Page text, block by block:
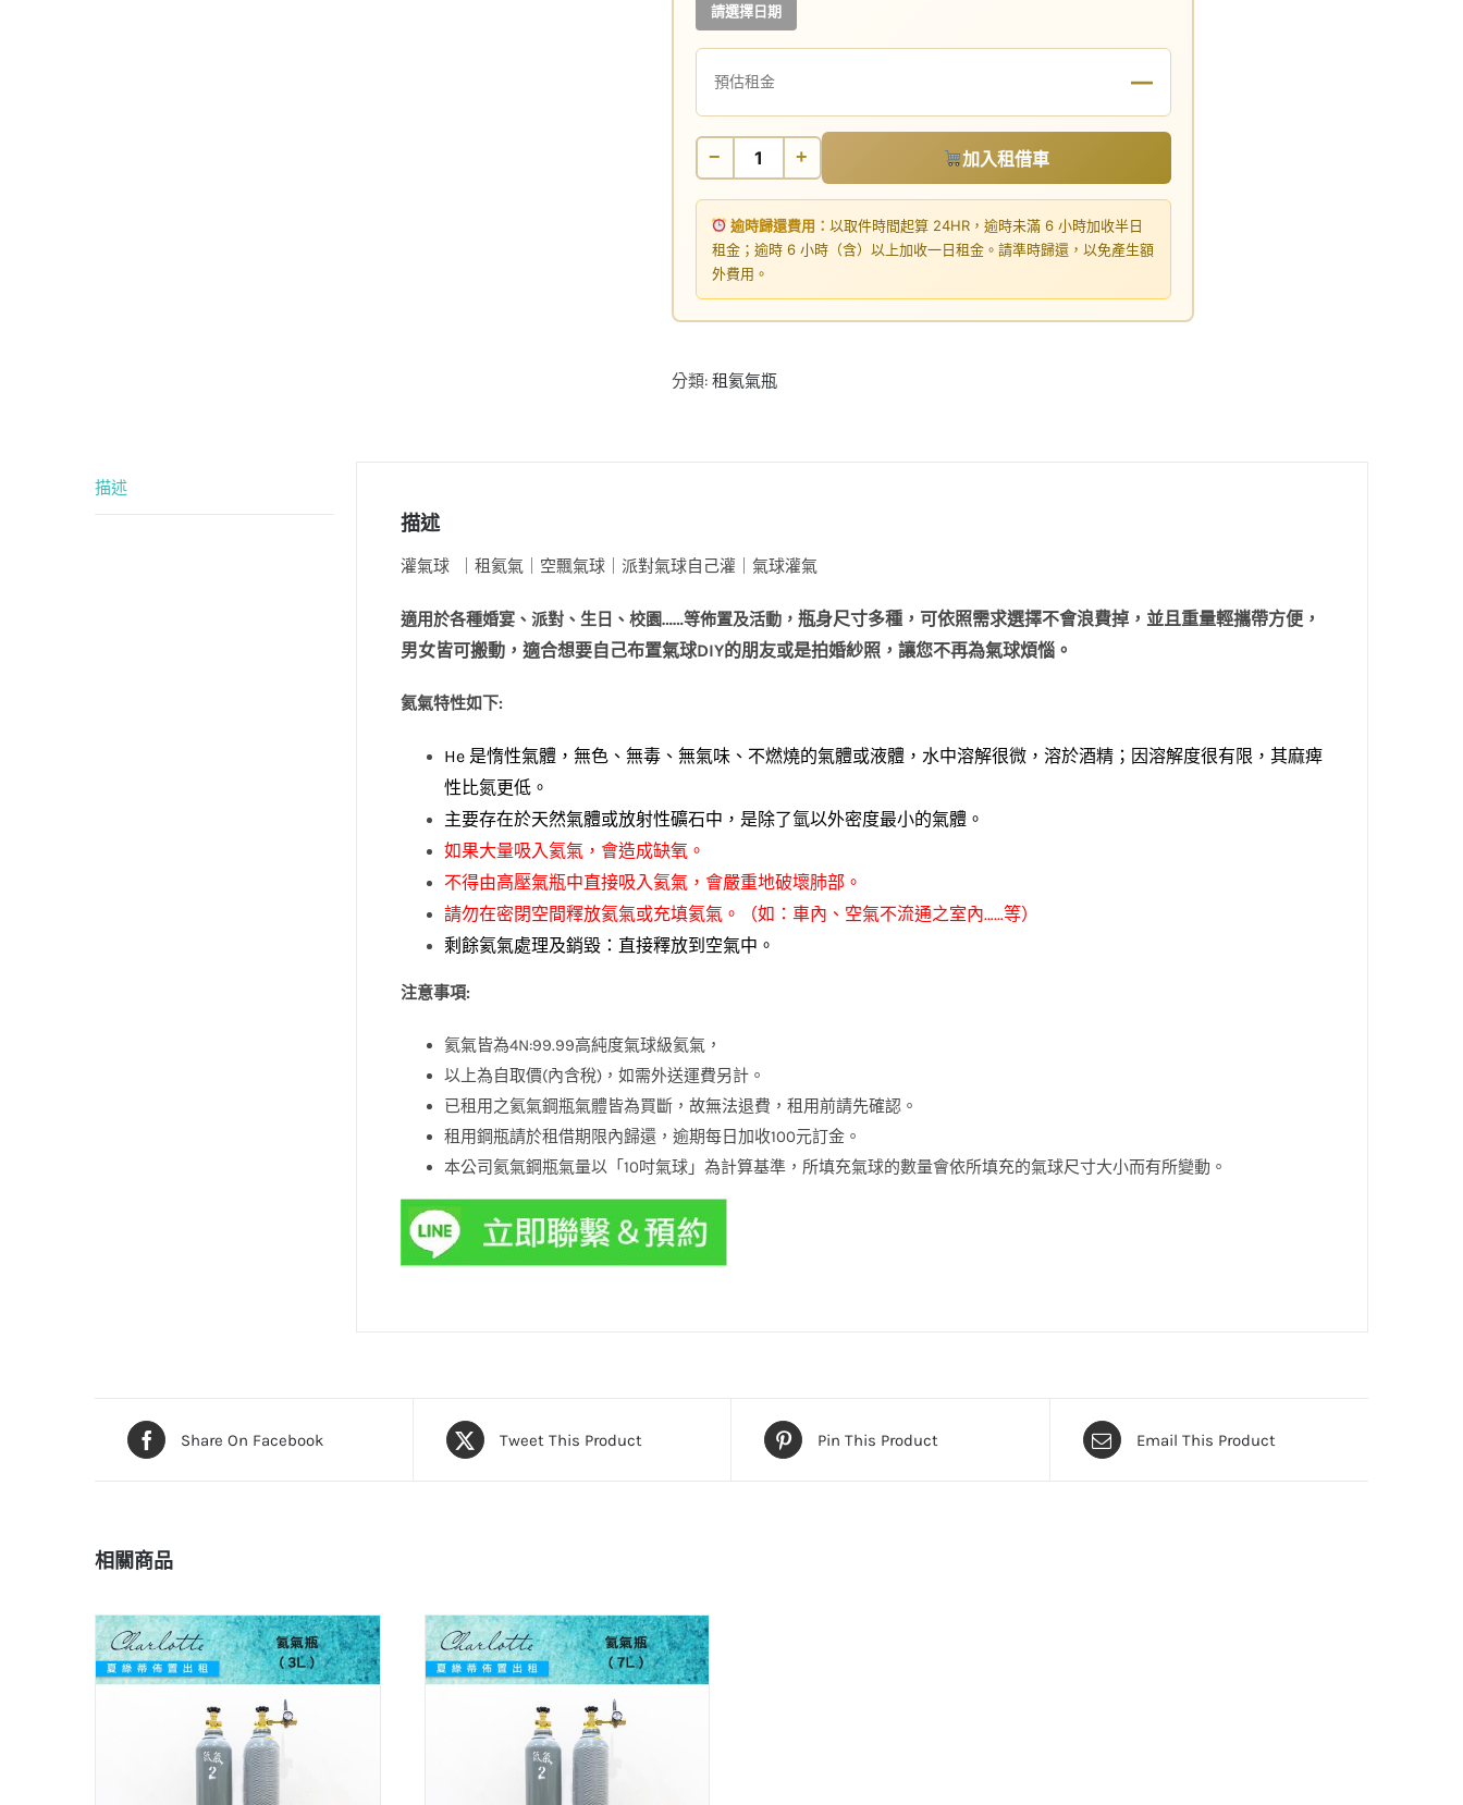
請選擇日期
預估租金 —
− + 加入租借車
逾時歸還費用：以取件時間起算 24HR，逾時未滿 6 小時加收半日
租金；逾時 6 小時（含）以上加收一日租金。請準時歸還，以免產生額
外費用。
分類: 租氦氣瓶
描述
描述
灌氣球 ｜租氦氣｜空飄氣球｜派對氣球自己灌｜氣球灌氣
適用於各種婚宴、派對、生日、校園……等佈置及活動， 瓶身尺寸多種，可依照需求選擇不會浪費掉，並且重量輕攜帶方便，
男女皆可搬動， 適合想要自己布置氣球DIY的朋友或是拍婚紗照，讓您不再為氣球煩惱。
氦氣特性如下:
He 是惰性氣體， 無色、無毒、無氣味、不燃燒的氣體或液體，水中溶解很微，溶於酒精；因溶解度很有限，其麻痺
性比氮更低。
主要存在於天然氣體或放射性礦石中，是除了氫以外密度最小的氣體。
如果大量吸入氦氣，會造成缺氧。
不得由高壓氣瓶中直接吸入氦氣，會嚴重地破壞肺部。
請勿在密閉空間釋放氦氣或充填氦氣。（如：車內、空氣不流通之室內……等）
剩餘氦氣處理及銷毀：直接釋放到空氣中。
注意事項:
氦氣皆為4N:99.99高純度氣球級氦氣，
以上為自取價(內含稅)，如需外送運費另計。
已租用之氦氣鋼瓶氣體皆為買斷，故無法退費，租用前請先確認。
租用鋼瓶請於租借期限內歸還，逾期每日加收100元訂金。
本公司氦氣鋼瓶氣量以「10吋氣球」為計算基準，所填充氣球的數量會依所填充的氣球尺寸大小而有所變動。
Share On Facebook Tweet This Product Pin This Product Email This Product
相關商品